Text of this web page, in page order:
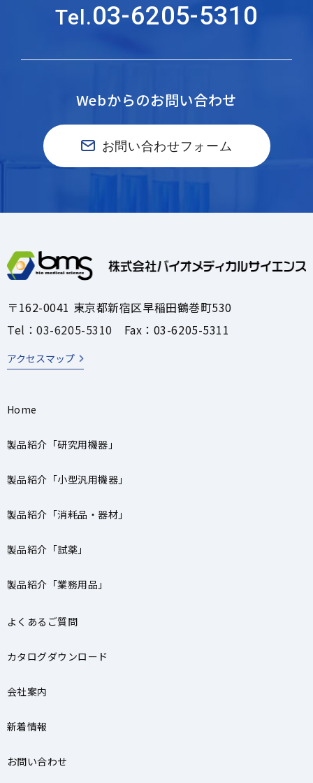
Tel.03-6205-5310
Webからのお問い合わせ
お問い合わせフォーム
〒162-0041 東京都新宿区早稲田鶴巻町530
Tel：03-6205-5310 Fax：03-6205-5311
アクセスマップ
Home
製品紹介「研究用機器」
製品紹介「小型汎用機器」
製品紹介「消耗品・器材」
製品紹介「試薬」
製品紹介「業務用品」
よくあるご質問
カタログダウンロード
会社案内
新着情報
お問い合わせ